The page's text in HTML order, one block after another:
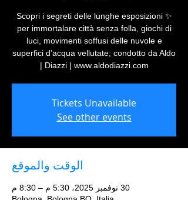
✨ Scopri i segreti delle lunghe esposizioni
per immortalare città senza folla, giochi di
luci, movimenti soffusi delle nuvole e
superfici d’acqua vellutate; condotto da Aldo
Diazzi | www.aldodiazzi.com |
Tickets Unavailable
See other events
الوقت والموقع
30 نوفمبر 2025، 5:30 م – 8:30 م